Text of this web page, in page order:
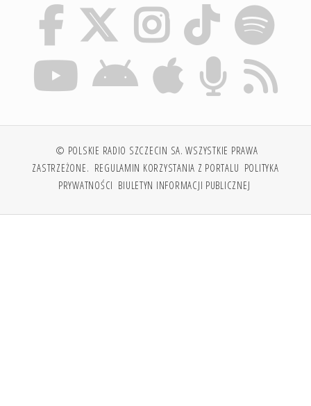
© POLSKIE RADIO SZCZECIN SA. WSZYSTKIE PRAWA
ZASTRZEŻONE. REGULAMIN KORZYSTANIA Z PORTALU POLITYKA
PRYWATNOŚCI BIULETYN INFORMACJI PUBLICZNEJ